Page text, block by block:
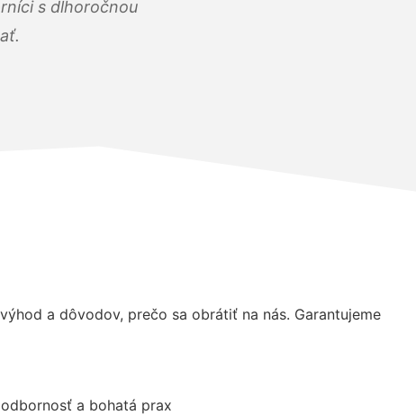
s dlhoročnou
a dôvodov, prečo sa obrátiť na nás. Garantujeme
a bohatá prax